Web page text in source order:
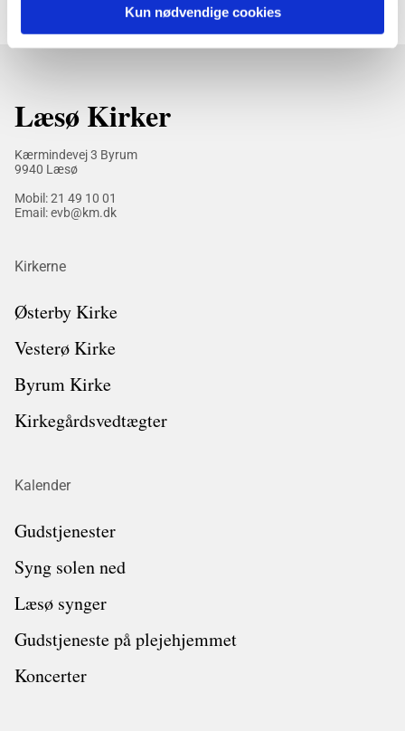
Kun nødvendige cookies
Læsø Kirker
Kærmindevej 3 Byrum
9940 Læsø
Mobil:21 49 10 01
Email: evb@km.dk
Kirkerne
Østerby Kirke
Vesterø Kirke
Byrum Kirke
Kirkegårdsvedtægter
Kalender
Gudstjenester
Syng solen ned
Læsø synger
Gudstjeneste på plejehjemmet
Koncerter